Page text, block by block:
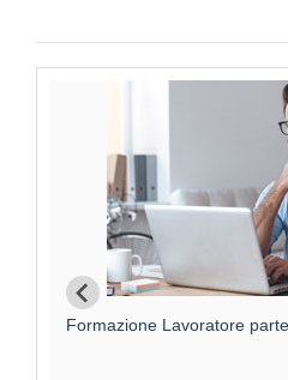
Formazione Lavoratore